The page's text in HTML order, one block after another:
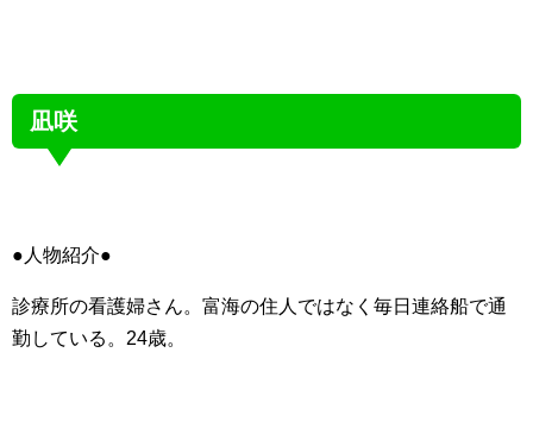
凪咲
●人物紹介●
診療所の看護婦さん。富海の住人ではなく毎日連絡船で通
勤している。24歳。